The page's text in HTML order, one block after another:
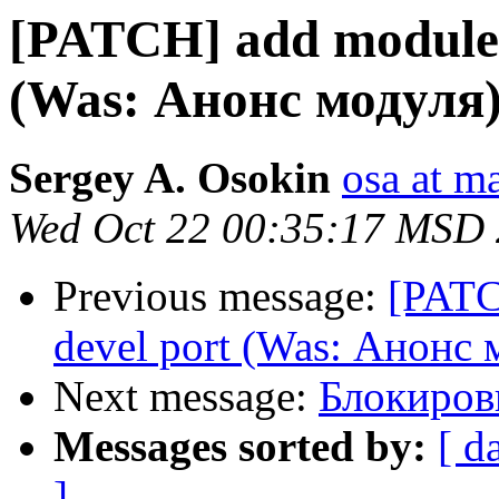
[PATCH] add
(Was: Анонс
Sergey A. Osokin osa at
Wed Oct 22 00:35:17 MSD
Previous message:
devel port (Was: Анонс
Next message:
Messages sorted by: [